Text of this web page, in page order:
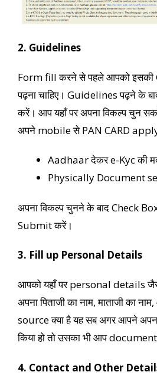
2. Guidelines
Form fill करने से पहले आपको
पढ़ना चाहिए। Guidelines पढ़ने के
करें। आप यहाँ पर अपना विकल्प चुन
अपने mobile से PAN CARD apply
Aadhaar देकर e-Kyc की
Physically Document
अपना विकल्प चुनने के बाद Check
Submit करें।
3. Fill up Personal Details
आपको यहाँ पर personal details जैसे
अपना पिताजी का नाम, माताजी का
source क्या है यह सब अगर आपने
किया हो तो उसका भी आप
4. Contact and Other